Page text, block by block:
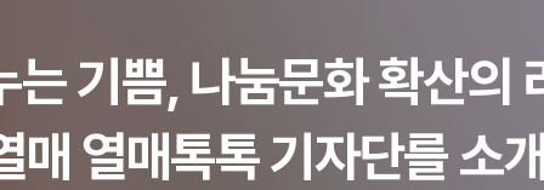
는 기쁨, 나눔문화 확산의
매 열매톡톡 기자단를 소